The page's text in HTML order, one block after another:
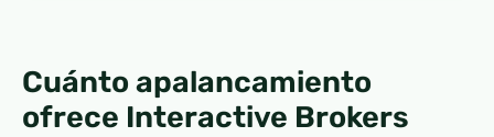
Cuánto apalancamiento
ofrece Interactive Brokers